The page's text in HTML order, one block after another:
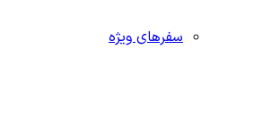
سفرهای ویژه